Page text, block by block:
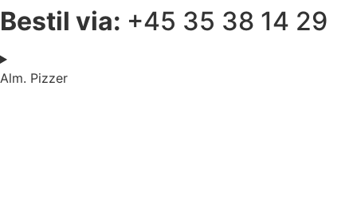
Bestil via: +45 35 38 14 29
Alm. Pizzer